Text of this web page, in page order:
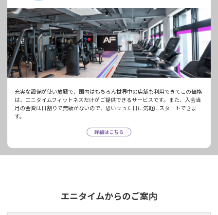
充実な設備が使い放題で、国内はもちろん世界中の店舗も利用できてこの価格
は、エニタイムフィットネスだけがご提供できるサービスです。また、入会当
月の会費は日割りで無駄がないので、思い立った日に気軽にスタートできま
す。
詳細はこちら
エニタイムからのご案内